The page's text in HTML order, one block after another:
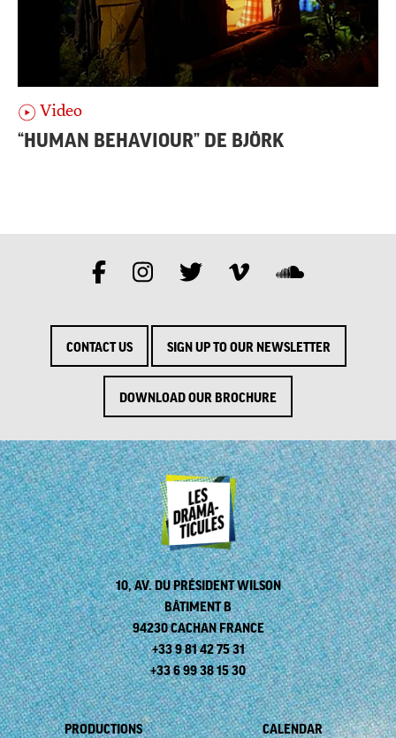
Video
“HUMAN BEHAVIOUR” DE BJÖRK
CONTACT US SIGN UP TO OUR NEWSLETTER
DOWNLOAD OUR BROCHURE
10, AV. DU PRÉSIDENT WILSON
BÂTIMENT B
94230 CACHAN FRANCE
+33 9 81 42 75 31
+33 6 99 38 15 30
PRODUCTIONS CALENDAR